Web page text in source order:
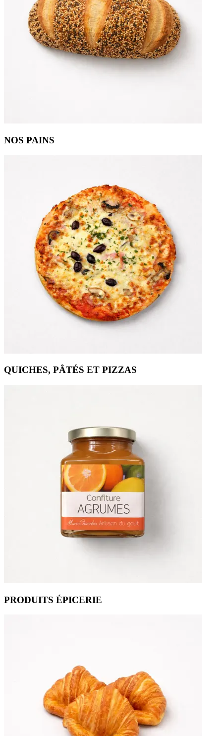
NOS PAINS
QUICHES, PÂTÉS ET PIZZAS
PRODUITS ÉPICERIE